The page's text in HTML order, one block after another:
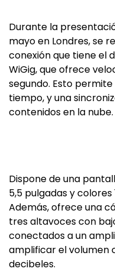
Durante la
mayo en Londres, se
conexión que tiene el
WiGig, que ofrece
segundo. Esto
tiempo, y una
contenidos en la nube.
Dispone de una
5,5 pulgadas y colores
Además, ofrece una
tres altavoces con
conectados a un
amplificar el volumen
decibeles.